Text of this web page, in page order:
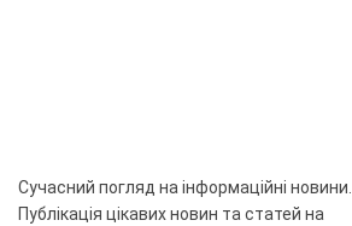
Сучасний погляд на інформаційні новини.
Публікація цікавих новин та статей на